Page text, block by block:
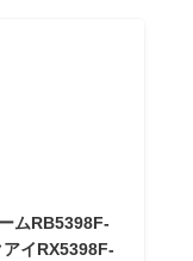
ムRB5398F-
イRX5398F-